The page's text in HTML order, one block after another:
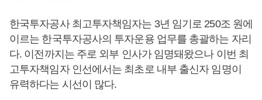
한국투자공사 최고투자책임자는 3년 임기로 250조 원에
이르는 한국투자공사의 투자운용 업무를 총괄하는 자리
다. 이전까지는 주로 외부 인사가 임명돼왔으나 이번 최
고투자책임자 인선에서는 최초로 내부 출신자 임명이
유력하다는 시선이 많다.